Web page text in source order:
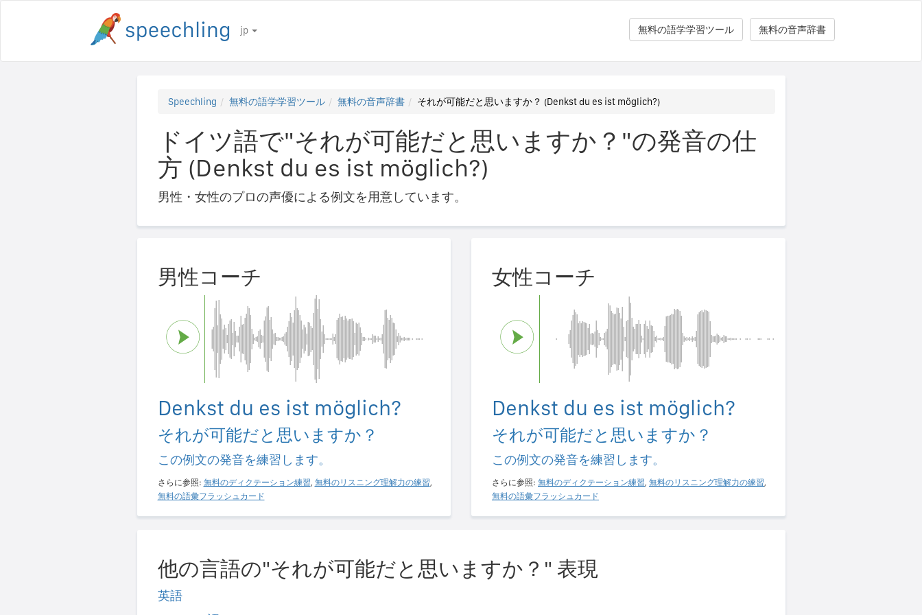
jp 無料の音声辞書
無料の語学学習ツール
Speechling 無料の語学学習ツール 無料の音声辞書 それが可能だと思いますか？ (Denkst du es ist möglich?)
ドイツ語で"それが可能だと思いますか？"の発音の仕
方 (Denkst du es ist möglich?)
男性・女性のプロの声優による例文を用意しています。
男性コーチ
Denkst du es ist möglich?
それが可能だと思いますか？
この例文の発音を練習します。
さらに参照: 無料のディクテーション練習, 無料のリスニング理解力の練習,
無料の語彙フラッシュカード
女性コーチ
Denkst du es ist möglich?
それが可能だと思いますか？
この例文の発音を練習します。
さらに参照: 無料のディクテーション練習, 無料のリスニング理解力の練習,
無料の語彙フラッシュカード
他の言語の"それが可能だと思いますか？" 表現
英語